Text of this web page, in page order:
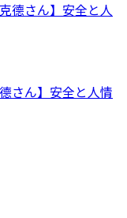
さん】安全と人情